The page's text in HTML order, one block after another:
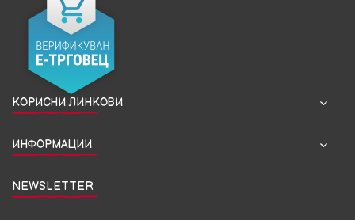
КОРИСНИ ЛИНКОВИ
ИНФОРМАЦИИ
NEWSLETTER